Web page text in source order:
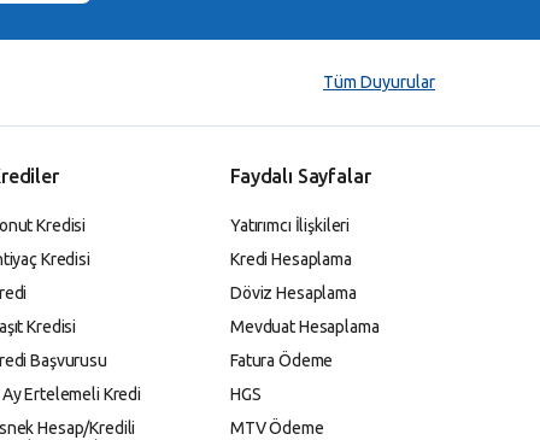
Tüm Duyurular
Kredisi
Kredisi
Kredisi
Başvurusu
Ertelemeli Kredi
Hesap/Kredili
Faydalı Sayfalar
Yatırımcı İlişkileri
Kredi Hesaplama
Döviz Hesaplama
Mevduat Hesaplama
Fatura Ödeme
HGS
MTV Ödeme